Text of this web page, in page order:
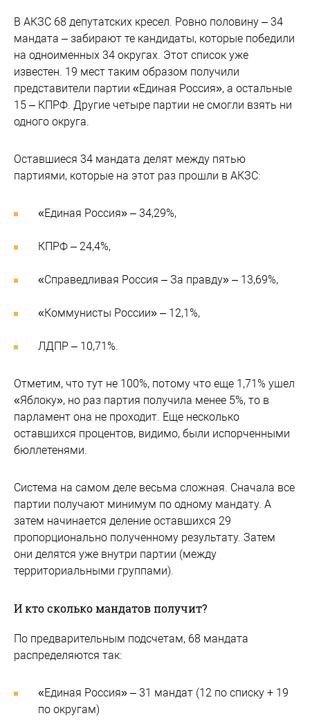
В АКЗС 68 депутатских кресел. Ровно половину – 34
мандата – забирают те кандидаты, которые победили
на одноименных 34 округах. Этот список уже
известен. 19 мест таким образом получили
представители партии «Единая Россия», а остальные
15 – КПРФ. Другие четыре партии не смогли взять ни
одного округа.
Оставшиеся 34 мандата делят между пятью
партиями, которые на этот раз прошли в АКЗС:
«Единая Россия» – 34,29%,
КПРФ – 24,4%,
«Справедливая Россия – За правду» – 13,69%,
«Коммунисты России» – 12,1%,
ЛДПР – 10,71%.
Отметим, что тут не 100%, потому что еще 1,71% ушел
«Яблоку», но раз партия получила менее 5%, то в
парламент она не проходит. Еще несколько
оставшихся процентов, видимо, были испорченными
бюллетенями.
Система на самом деле весьма сложная. Сначала все
партии получают минимум по одному мандату. А
затем начинается деление оставшихся 29
пропорционально полученному результату. Затем
они делятся уже внутри партии (между
территориальными группами).
И кто сколько мандатов получит?
По предварительным подсчетам, 68 мандата
распределяются так:
«Единая Россия» – 31 мандат (12 по списку + 19
по округам)